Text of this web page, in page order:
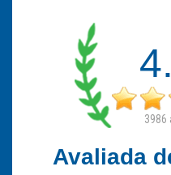
3986
Avaliada